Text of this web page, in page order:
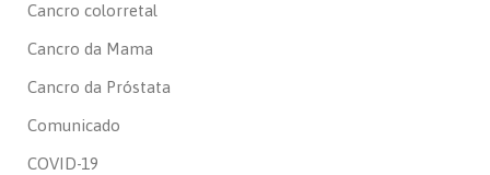
Cancro colorretal
Cancro da Mama
Cancro da Próstata
Comunicado
COVID-19